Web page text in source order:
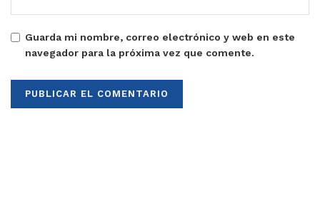
Guarda mi nombre, correo electrónico y web en este
navegador para la próxima vez que comente.